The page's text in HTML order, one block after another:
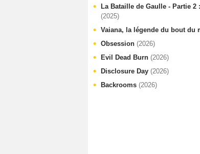
La Bataille de Gaulle - Partie 2
(2025)
Vaiana, la légende du bout du
Obsession (2026)
Evil Dead Burn (2026)
Disclosure Day (2026)
Backrooms (2026)